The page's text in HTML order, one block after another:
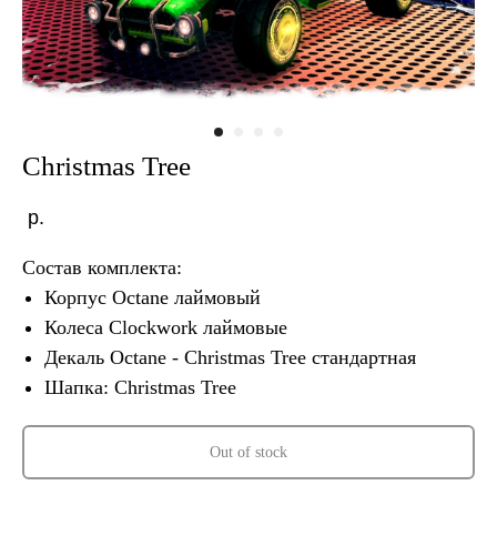
Christmas Tree
р.
Состав комплекта:
Корпус Octane лаймовый
Колеса Clockwork лаймовые
Декаль Octane - Christmas Tree стандартная
Шапка: Christmas Tree
Out of stock